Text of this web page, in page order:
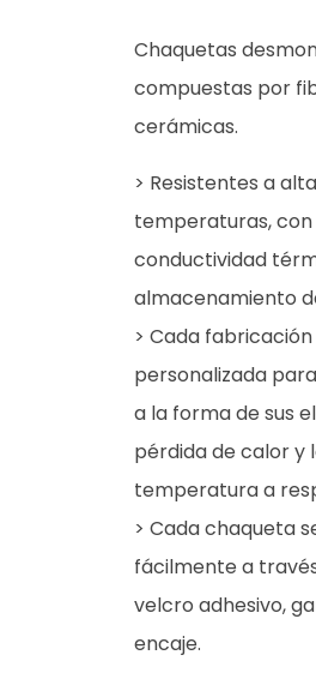
Chaquetas
compuestas por
cerámicas.
> Resistentes a
temperaturas,
conductividad
almacenamiento
> Cada fabricación
personalizada
a la forma de sus
pérdida de calor y
temperatura a
> Cada chaqueta
fácilmente a
velcro adhesivo,
encaje.